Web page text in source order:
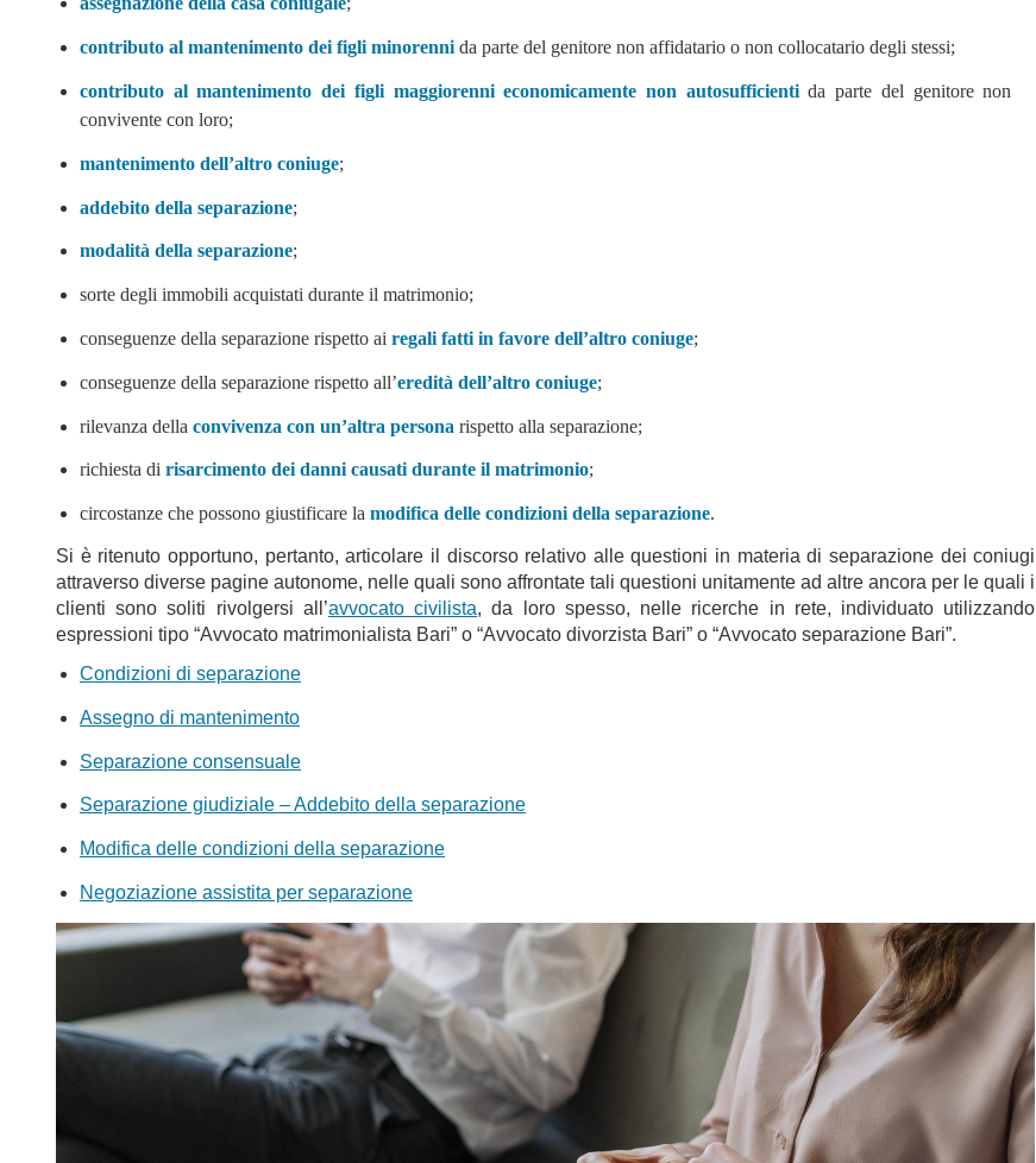
contributo al mantenimento dei figli minorenni da parte del genitore non affidatario o non collocatario degli stessi;
contributo al mantenimento dei figli maggiorenni economicamente non autosufficientida parte del genitore non
convivente con loro;
mantenimento dell’altro coniuge;
addebito della separazione;
modalità della separazione;
sorte degli immobili acquistati durante il matrimonio;
conseguenze della separazione rispetto ai regali fatti in favore dell’altro coniuge;
conseguenze della separazione rispetto all’eredità dell’altro coniuge;
rilevanza della convivenza con un’altra persona rispetto alla separazione;
richiesta di risarcimento dei danni causati durante il matrimonio;
circostanze che possono giustificare la modifica delle condizioni della separazione.
Si è ritenuto opportuno, pertanto, articolare il discorso relativo alle questioni in materia di separazione dei coniugi
attraverso diverse pagine autonome, nelle quali sono affrontate tali questioni unitamente ad altre ancora per le quali i
clienti sono soliti rivolgersi all’avvocato civilista, da loro spesso, nelle ricerche in rete, individuato utilizzando
espressioni tipo “Avvocato matrimonialista Bari” o “Avvocato divorzista Bari” o “Avvocato separazione Bari”.
Condizioni di separazione
Assegno di mantenimento
Separazione consensuale
Separazione giudiziale – Addebito della separazione
Modifica delle condizioni della separazione
Negoziazione assistita per separazione